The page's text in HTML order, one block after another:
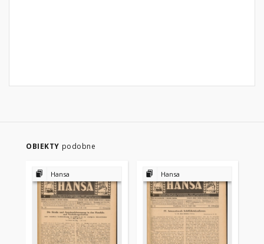
OBIEKTY podobne
Hansa Hansa